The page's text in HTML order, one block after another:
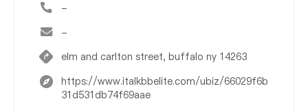
-
-
elm and carlton street, buffalo ny 14263
https://www.italkbbelite.com/ubiz/66029f6b
31d531db74f69aae